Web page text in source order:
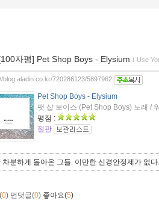
[100자평] Pet Shop Boys - Elysium ｌ Use
blog.aladin.co.kr/720286123/5897962
Pet Shop Boys - Elysium
팻 샵 보이스 (Pet Shop Boys) 노래 /
평점 :
절판
차분하게 돌아온 그들. 이만한 신경안정제가 없다.
0) 먼댓글(0) 좋아요(5)